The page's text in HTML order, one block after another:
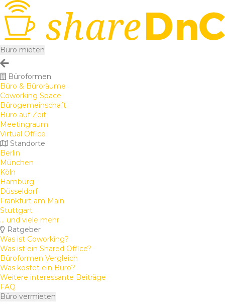
Büro mieten
Büroformen
Büro & Büroräume
Coworking Space
Bürogemeinschaft
Büro auf Zeit
Meetingraum
Virtual Office
Standorte
Berlin
München
Köln
Hamburg
Düsseldorf
Frankfurt am Main
Stuttgart
... und viele mehr
Ratgeber
Was ist Coworking?
Was ist ein Shared Office?
Büroformen Vergleich
Was kostet ein Büro?
Weitere interessante Beiträge
FAQ
Büro vermieten